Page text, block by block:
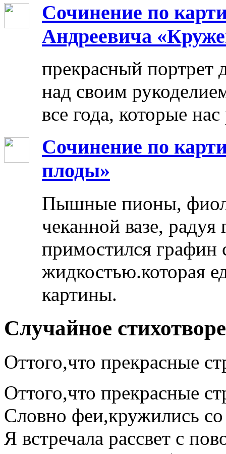
Сочинение по
Андреевича
прекрасный портрет
над своим
все года, которые
Сочинение по
плоды»
Пышные пионы,
чеканной вазе,
примостился графин
жидкостью.которая
картины.
Случайное
Оттого,что прекрасные
Оттого,что прекрасные
Словно феи,кружились
Я встречала рассвет с